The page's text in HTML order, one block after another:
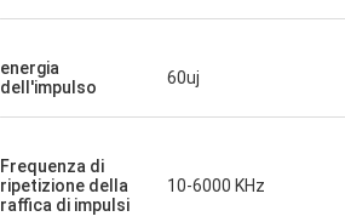
energia
dell'impulso
60uj
Frequenza di
ripetizione della
raffica di impulsi
10-6000 KHz